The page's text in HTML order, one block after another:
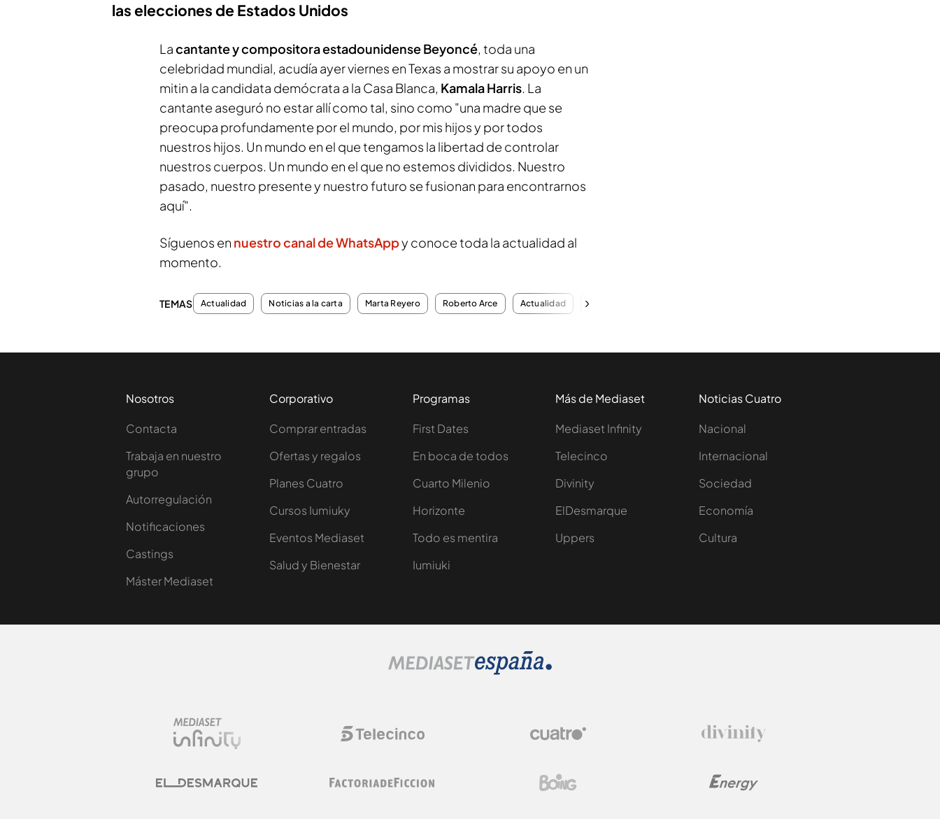
las elecciones de Estados Unidos
Lacantante y compositora estadounidense Beyoncé, toda una
celebridad mundial, acudía ayer viernes en Texas a mostrar su apoyo en un
mitin a la candidata demócrata a la Casa Blanca, Kamala Harris. La
cantante aseguró no estar allí como tal, sino como "una madre que se
preocupa profundamente por el mundo, por mis hijos y por todos
nuestros hijos. Un mundo en el que tengamos la libertad de controlar
nuestros cuerpos. Un mundo en el que no estemos divididos. Nuestro
pasado, nuestro presente y nuestro futuro se fusionan para encontrarnos
aquí".
Síguenos en nuestro canal de WhatsAppy conoce toda la actualidad al
momento.
TEMAS Actualidad Noticias a la carta Marta Reyero Roberto Arce Actualidad Programas completos
Nosotros
Contacta
Trabaja en nuestro
grupo
Autorregulación
Notificaciones
Castings
Máster Mediaset
Corporativo
Comprar entradas
Ofertas y regalos
Planes Cuatro
Cursos Iumiuky
Eventos Mediaset
Salud y Bienestar
Programas
First Dates
En boca de todos
Cuarto Milenio
Horizonte
Todo es mentira
Iumiuki
Más de Mediaset
Mediaset Infinity
Telecinco
Divinity
ElDesmarque
Uppers
Noticias Cuatro
Nacional
Internacional
Sociedad
Economía
Cultura